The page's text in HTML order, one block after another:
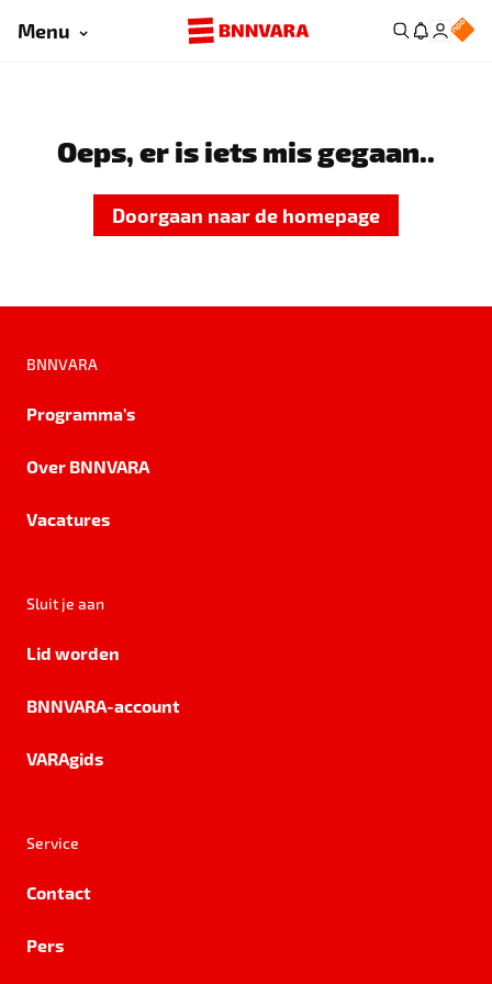
Menu
Oeps, er is iets mis gegaan..
Doorgaan naar de homepage
BNNVARA
Programma's
Over BNNVARA
Vacatures
Sluit je aan
Lid worden
BNNVARA-account
VARAgids
Service
Contact
Pers